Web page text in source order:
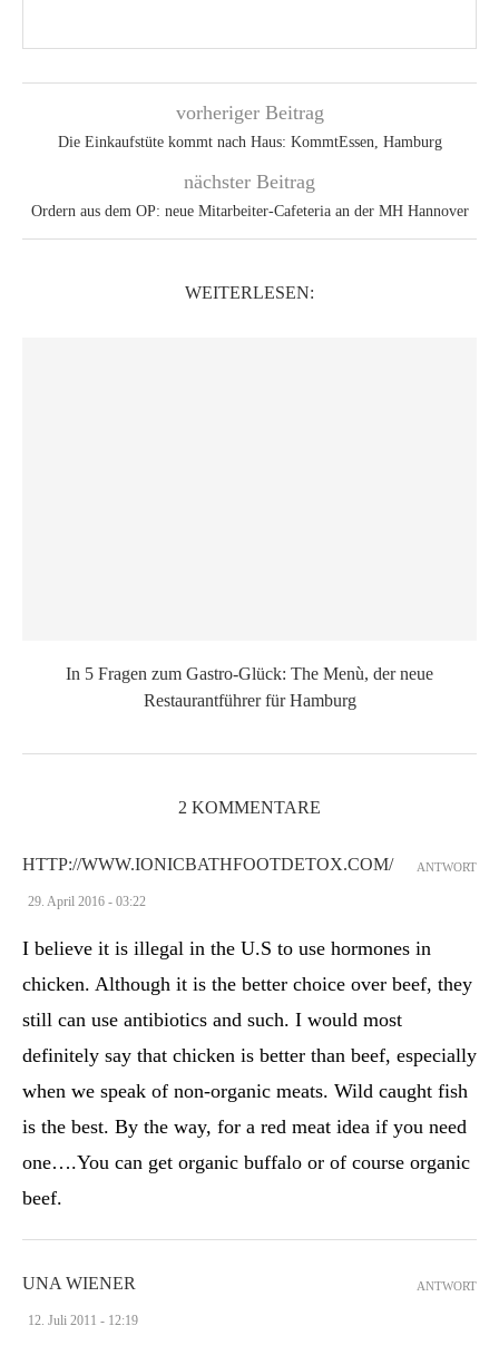
vorheriger Beitrag
Die Einkaufstüte kommt nach Haus: KommtEssen, Hamburg
nächster Beitrag
Ordern aus dem OP: neue Mitarbeiter-Cafeteria an der MH Hannover
WEITERLESEN:
In 5 Fragen zum Gastro-Glück: The Menù, der neue
Restaurantführer für Hamburg
2 KOMMENTARE
HTTP://WWW.IONICBATHFOOTDETOX.COM/
29. April 2016 - 03:22
I believe it is illegal in the U.S to use hormones in
chicken. Although it is the better choice over beef, they
still can use antibiotics and such. I would most
definitely say that chicken is better than beef, especially
when we speak of non-organic meats. Wild caught fish
is the best. By the way, for a red meat idea if you need
one….You can get organic buffalo or of course organic
beef.
ANTWORT
UNA WIENER
12. Juli 2011 - 12:19
ANTWORT